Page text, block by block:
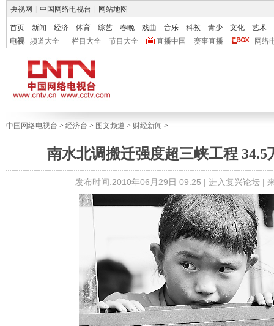
央视网 中国网络电视台 网站地图
首页 新闻 经济 体育 综艺 春晚 戏曲 音乐 科教 青少 文化
艺术
电视
频道大全 栏目大全 节目大全 直播中国 赛事直播 网络
中国网络电视台 > 经济台 > 图文频道 > 财经新闻 >
南水北调搬迁强度超三峡工程 34.5
发布时间:2010年06月29日 09:25 | 进入复兴论坛|